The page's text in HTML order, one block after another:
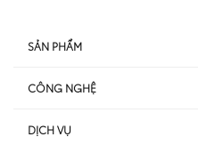
SẢN PHẨM
Hybrid EV
SUV
CÔNG NGHỆ
Hybrid
DỊCH VỤ